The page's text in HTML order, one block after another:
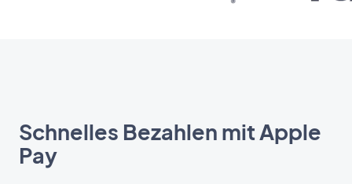
Schnelles Bezahlen mit Apple
Pay